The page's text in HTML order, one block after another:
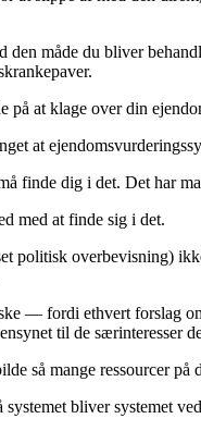
den måde du bliver
på at klage over din
at
finde dig i det. Det har
med at finde sig i det.
politisk overbevisning)
–– fordi ethvert forslag
til de særinteresser
så mange ressourcer
bliver systemet